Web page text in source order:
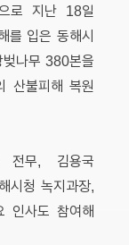
로 지난 18일
를 입은 동해시
나무 380본을
산불피해 복원
전무, 김용국
시청 녹지과장,
인사도 참여해